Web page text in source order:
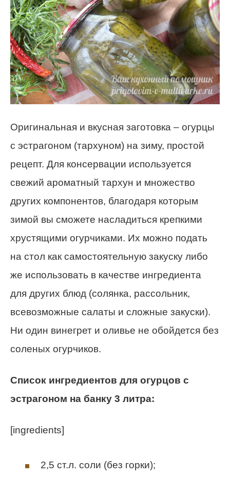
Оригинальная и вкусная заготовка – огурцы
с эстрагоном (тархуном) на зиму, простой
рецепт. Для консервации используется
свежий ароматный тархун и множество
других компонентов, благодаря которым
зимой вы сможете насладиться крепкими
хрустящими огурчиками. Их можно подать
на стол как самостоятельную закуску либо
же использовать в качестве ингредиента
для других блюд (солянка, рассольник,
всевозможные салаты и сложные закуски).
Ни один винегрет и оливье не обойдется без
соленых огурчиков.
Список ингредиентов для огурцов с
эстрагоном на банку 3 литра:
[ingredients]
2,5 ст.л. соли (без горки);